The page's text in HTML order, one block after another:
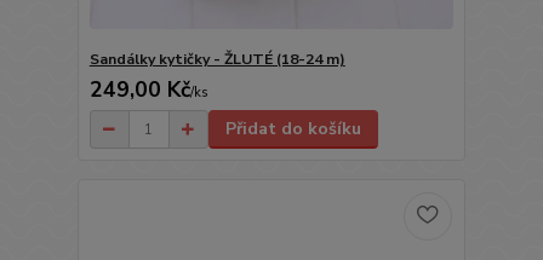
Sandálky kytičky - ŽLUTÉ (18-24 m)
249,00 Kč/ks
Přidat do košíku